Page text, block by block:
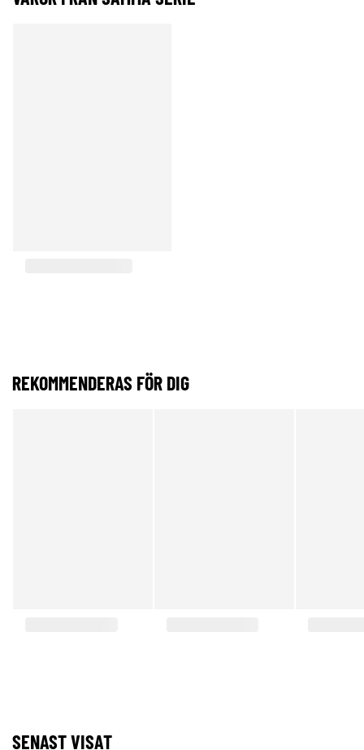
REKOMMENDERAS FÖR DIG
SENAST VISAT